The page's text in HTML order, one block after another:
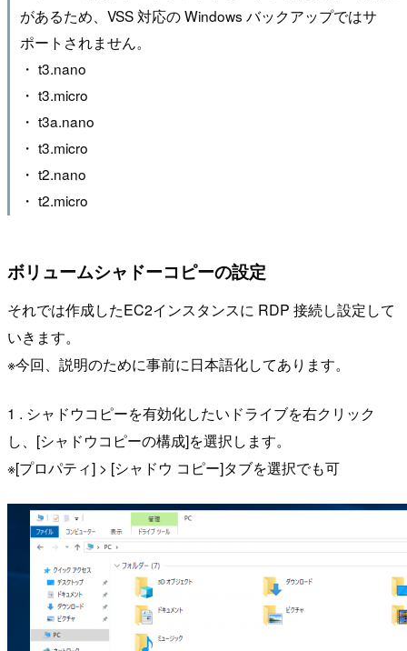
があるため、VSS 対応の Windows バックアップではサ
ポートされません。
・ t3.nano
・ t3.micro
・ t3a.nano
・ t3.micro
・ t2.nano
・ t2.micro
ボリュームシャドーコピーの設定
それでは作成したEC2インスタンスに RDP 接続し設定して
いきます。
※今回、説明のために事前に日本語化してあります。
1 . シャドウコピーを有効化したいドライブを右クリック
し、[シャドウコピーの構成]を選択します。
※[プロパティ] > [シャドウ コピー]タブを選択でも可